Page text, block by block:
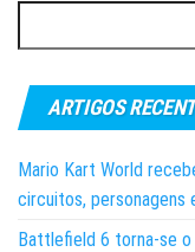
ARTIGOS
Mario Kart World
circuitos, personagens
Battlefield 6 torna-se o